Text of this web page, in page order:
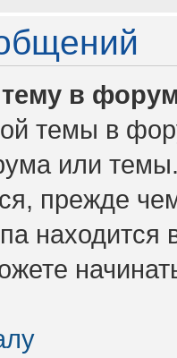
тему в
темы в
или
прежде